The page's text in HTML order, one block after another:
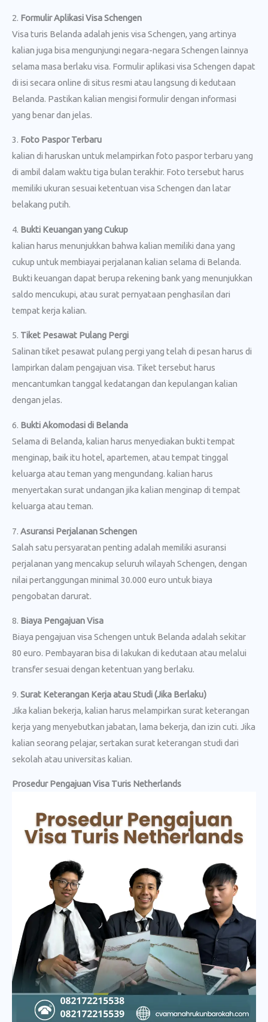
2. Formulir Aplikasi Visa Schengen
Visa turis Belanda adalah jenis visa Schengen, yang artinya
kalian juga bisa mengunjungi negara-negara Schengen lainnya
selama masa berlaku visa. Formulir aplikasi visa Schengen dapat
di isi secara online di situs resmi atau langsung di kedutaan
Belanda. Pastikan kalian mengisi formulir dengan informasi
yang benar dan jelas.
3. Foto Paspor Terbaru
kalian di haruskan untuk melampirkan foto paspor terbaru yang
di ambil dalam waktu tiga bulan terakhir. Foto tersebut harus
memiliki ukuran sesuai ketentuan visa Schengen dan latar
belakang putih.
4. Bukti Keuangan yang Cukup
kalian harus menunjukkan bahwa kalian memiliki dana yang
cukup untuk membiayai perjalanan kalian selama di Belanda.
Bukti keuangan dapat berupa rekening bank yang menunjukkan
saldo mencukupi, atau surat pernyataan penghasilan dari
tempat kerja kalian.
5. Tiket Pesawat Pulang Pergi
Salinan tiket pesawat pulang pergi yang telah di pesan harus di
lampirkan dalam pengajuan visa. Tiket tersebut harus
mencantumkan tanggal kedatangan dan kepulangan kalian
dengan jelas.
6. Bukti Akomodasi di Belanda
Selama di Belanda, kalian harus menyediakan bukti tempat
menginap, baik itu hotel, apartemen, atau tempat tinggal
keluarga atau teman yang mengundang. kalian harus
menyertakan surat undangan jika kalian menginap di tempat
keluarga atau teman.
7. Asuransi Perjalanan Schengen
Salah satu persyaratan penting adalah memiliki asuransi
perjalanan yang mencakup seluruh wilayah Schengen, dengan
nilai pertanggungan minimal 30.000 euro untuk biaya
pengobatan darurat.
8. Biaya Pengajuan Visa
Biaya pengajuan visa Schengen untuk Belanda adalah sekitar
80 euro. Pembayaran bisa di lakukan di kedutaan atau melalui
transfer sesuai dengan ketentuan yang berlaku.
9. Surat Keterangan Kerja atau Studi (Jika Berlaku)
Jika kalian bekerja, kalian harus melampirkan surat keterangan
kerja yang menyebutkan jabatan, lama bekerja, dan izin cuti. Jika
kalian seorang pelajar, sertakan surat keterangan studi dari
sekolah atau universitas kalian.
Prosedur Pengajuan Visa Turis Netherlands